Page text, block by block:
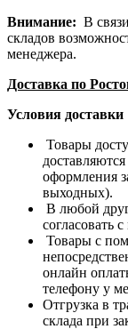
Внимание: В
складов
менеджера.
Доставка по
Условия доставки
Товары
оформления
выходных).
В любой
согласовать
Товары с
онлайн
телефону у
Отгрузка в
склада при